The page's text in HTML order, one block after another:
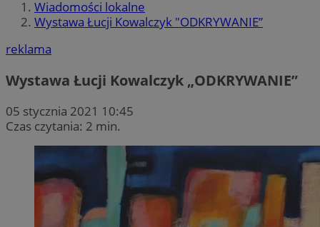
Wiadomości lokalne
Wystawa Łucji Kowalczyk "ODKRYWANIE”
reklama
Wystawa Łucji Kowalczyk „ODKRYWANIE”
05 stycznia 2021 10:45
Czas czytania: 2 min.